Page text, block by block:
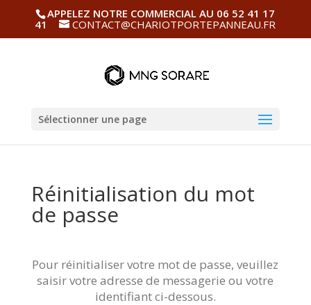
APPELEZ NOTRE COMMERCIAL AU 06 52 41 17
41
CONTACT@CHARIOTPORTEPANNEAU.FR
Sélectionner une page
Réinitialisation du mot
de passe
Pour réinitialiser votre mot de passe, veuillez
saisir votre adresse de messagerie ou votre
identifiant ci-dessous.